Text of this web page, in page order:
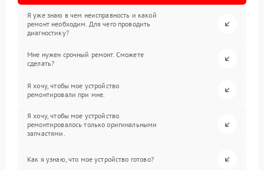
Я уже знаю в чем неисправность и какой
ремонт необходим. Для чего проводить
диагностику?
Мне нужен срочный ремонт. Сможете
сделать?
Я хочу, чтобы мое устройство
ремонтировали при мне.
Я хочу, чтобы мое устройство
ремонтировалось только оригинальными
запчастями.
Как я узнаю, что мое устройство готово?